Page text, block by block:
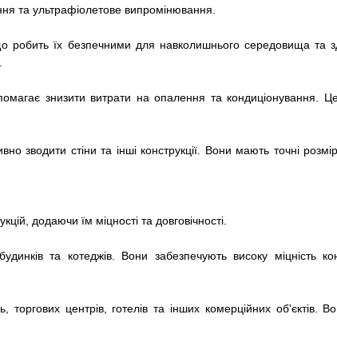
та ультрафіолетове випромінювання.
що робить їх безпечними для навколишнього середовища
знизити витрати на опалення та кондиціонування.
зводити стіни та інші конструкції. Вони мають точні
додаючи їм міцності та довговічності.
та котеджів. Вони забезпечують високу міцність
центрів, готелів та інших комерційних об'єктів.